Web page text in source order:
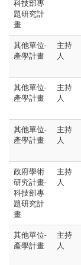
科技部專
題研究計
畫
其他單位-
產學計畫
主持
人
其他單位-
產學計畫
主持
人
其他單位-
產學計畫
主持
人
政府學術
研究計畫-
科技部專
題研究計
畫
主持
人
其他單位-
產學計畫
主持
人